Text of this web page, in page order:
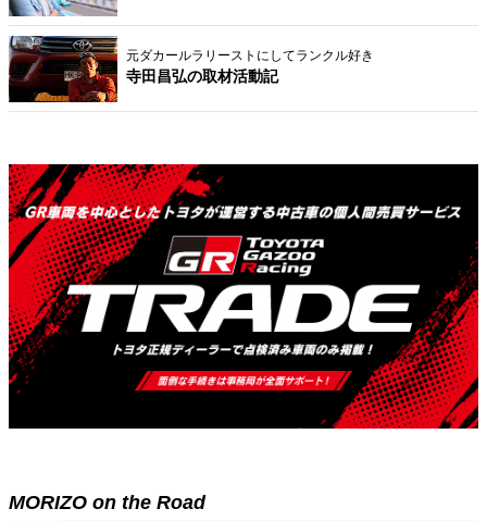
元ダカールラリーストにしてランクル好き
寺田昌弘の取材活動記
MORIZO on the Road